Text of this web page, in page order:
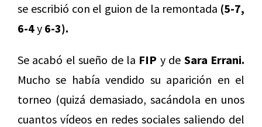
se escribió con el guion de la remontada (5-7,
6-4y 6-3).
Se acabó el sueño de la FIP y de Sara Errani.
Mucho se había vendido su aparición en el
torneo (quizá demasiado, sacándola en unos
cuantos vídeos en redes sociales saliendo del